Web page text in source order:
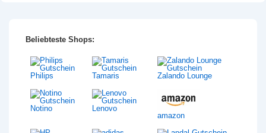
Beliebteste Shops:
Philips Tamaris Zalando Lounge
Notino
Lenovo
amazon